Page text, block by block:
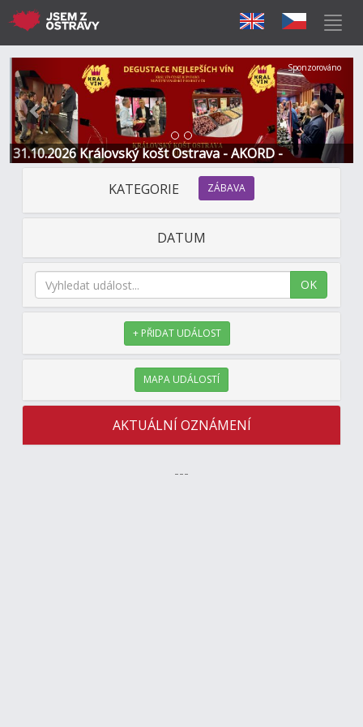
31.10.2026 Královský košt Ostrava - AKORD -
Restaurace a Hotel
Předchozí Další
Sponzorováno
KATEGORIE ZÁBAVA
DATUM
OK
+ PŘIDAT UDÁLOST
MAPA UDÁLOSTÍ
AKTUÁLNÍ OZNÁMENÍ
---